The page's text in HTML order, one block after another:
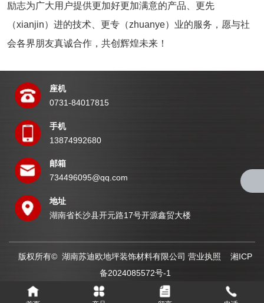
励志为广大用户提供更加好更加满意的产品、更先
（xianjin）进的技术、更专（zhuanye）业的服务，愿与社
会各界朋友真诚合作，共创辉煌未来！
座机
0731-84017815
手机
13874992680
邮箱
734496095@qq.com
地址
湖南省长沙县开元路17号开源鑫贸大楼
版权所有© 湖南苏迪欧地坪装饰材料有限公司 营业执照
湘ICP
备2024085572号-1